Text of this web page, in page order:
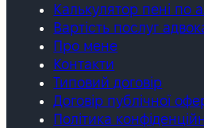
Калькулятор пені по
Вартість послуг
Про мене
Контакти
Типовий договір
Договір публічної
Політика